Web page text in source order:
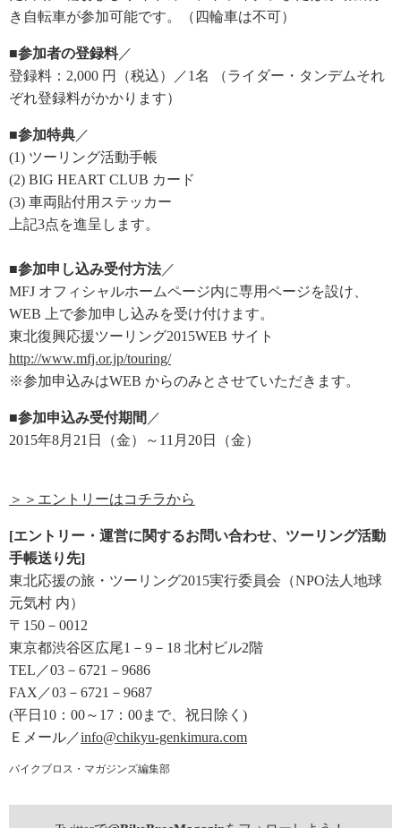
き自転車が参加可能です。（四輪車は不可）
■参加者の登録料／
登録料：2,000 円（税込）／1名 （ライダー・タンデムそれ
ぞれ登録料がかかります）
■参加特典／
(1) ツーリング活動手帳
(2) BIG HEART CLUB カード
(3) 車両貼付用ステッカー
上記3点を進呈します。
■参加申し込み受付方法／
MFJ オフィシャルホームページ内に専用ページを設け、
WEB 上で参加申し込みを受け付けます。
東北復興応援ツーリング2015WEB サイト
http://www.mfj.or.jp/touring/
※参加申込みはWEB からのみとさせていただきます。
■参加申込み受付期間 ／
2015年8月21日（金）～11月20日（金）
＞＞エントリーはコチラから
[エントリー・運営に関するお問い合わせ、ツーリング活動
手帳送り先]
東北応援の旅・ツーリング2015実行委員会（NPO法人地球
元気村 内）
〒150－0012
東京都渋谷区広尾1－9－18 北村ビル2階
TEL／03－6721－9686
FAX／03－6721－9687
(平日10：00～17：00まで、祝日除く)
Ｅメール／info@chikyu-genkimura.com
バイクブロス・マガジンズ編集部